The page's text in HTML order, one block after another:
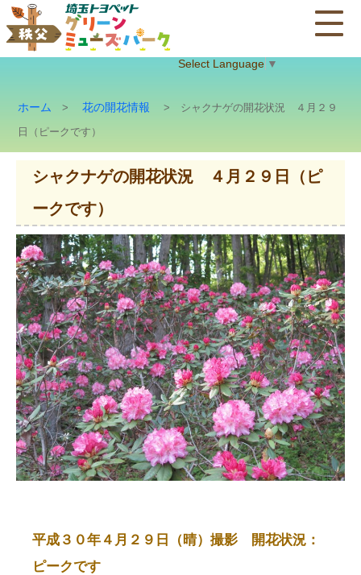
Select Language ▼
ホーム >花の開花情報 > シャクナゲの開花状況 ４月２９
日（ピークです）
シャクナゲの開花状況 ４月２９日（ピ
ークです）
平成３０年４月２９日（晴）撮影 開花状況：
ピークです